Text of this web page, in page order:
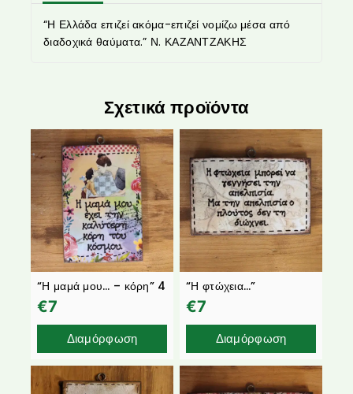
“Η Ελλάδα επιζεί ακόμα-επιζεί νομίζω μέσα από
διαδοχικά θαύματα.” Ν. ΚΑΖΑΝΤΖΑΚΗΣ
Σχετικά προϊόντα
“Η μαμά μου… – κόρη” 4
€7
Διαμόρφωση
“Η φτώχεια…”
€7
Διαμόρφωση